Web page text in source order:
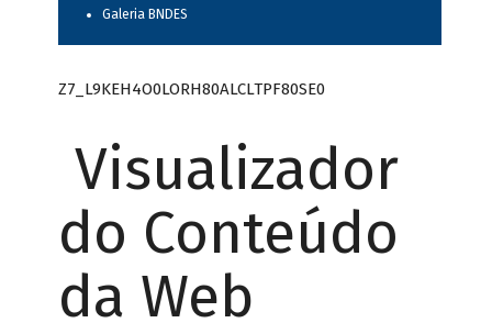
Galeria BNDES
Z7_L9KEH4O0LORH80ALCLTPF80SE0
Visualizador
do Conteúdo
da Web